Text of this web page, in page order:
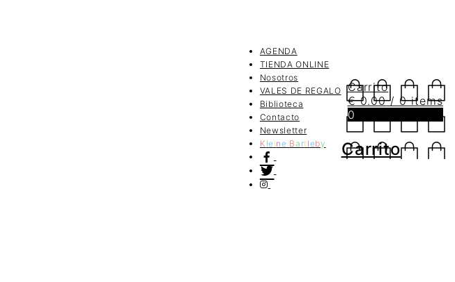
AGENDA
TIENDA ONLINE
Nosotros
VALES DE REGALO
Biblioteca
Contacto
Newsletter
K leine Ba rtleby
Carrito
€0.00 / 0 items
0
Carrito